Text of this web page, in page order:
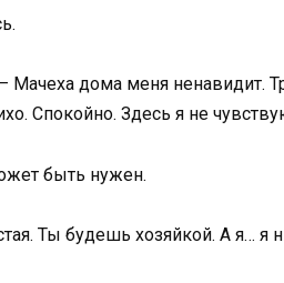
дома меня ненавидит.
Спокойно. Здесь я не
быть нужен.
Ты будешь хозяйкой. А я… я